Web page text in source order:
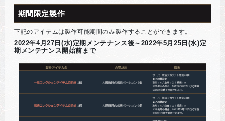
期間限定製作
下記のアイテムは製作可能期間のみ製作することができます。
2022年4月27日(水)定期メンテナンス後～2022年5月25日(水)定
期メンテナンス開始前まで